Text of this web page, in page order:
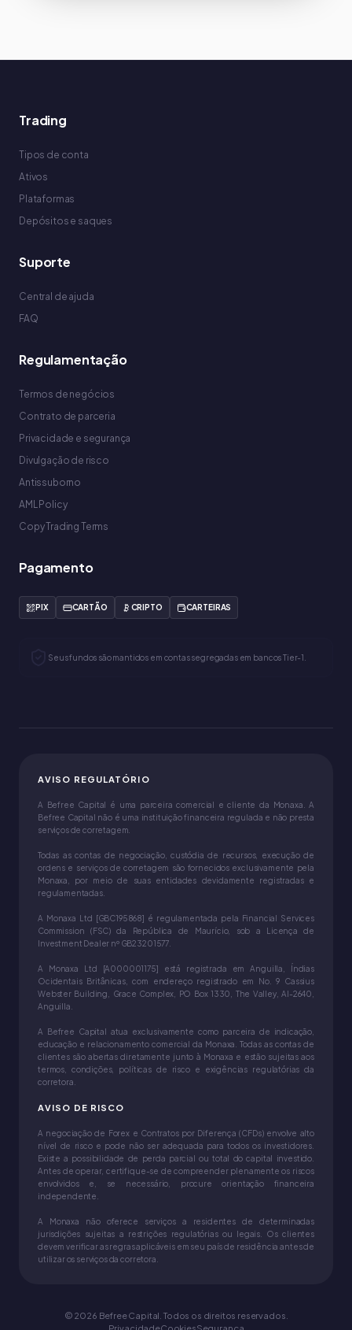
Trading
Tipos de conta
Ativos
Plataformas
Depósitos e saques
Suporte
Central de ajuda
FAQ
Regulamentação
Termos de negócios
Contrato de parceria
Privacidade e segurança
Divulgação de risco
Antissuborno
AML Policy
Copy Trading Terms
Pagamento
PIX CARTÃO CRIPTO CARTEIRAS
Seus fundos são mantidos em contas segregadas em bancos Tier-1.
AVISO REGULATÓRIO
A Befree Capital é uma parceira comercial e cliente da Monaxa. A
Befree Capital não é uma instituição financeira regulada e não presta
serviços de corretagem.
Todas as contas de negociação, custódia de recursos, execução de
ordens e serviços de corretagem são fornecidos exclusivamente pela
Monaxa, por meio de suas entidades devidamente registradas e
regulamentadas.
A Monaxa Ltd [GBC195868] é regulamentada pela Financial Services
Commission (FSC) da República de Maurício, sob a Licença de
Investment Dealer nº GB23201577.
A Monaxa Ltd [A000001175] está registrada em Anguilla, Índias
Ocidentais Britânicas, com endereço registrado em No. 9 Cassius
Webster Building, Grace Complex, PO Box 1330, The Valley, AI-2640,
Anguilla.
A Befree Capital atua exclusivamente como parceira de indicação,
educação e relacionamento comercial da Monaxa. Todas as contas de
clientes são abertas diretamente junto à Monaxa e estão sujeitas aos
termos, condições, políticas de risco e exigências regulatórias da
corretora.
AVISO DE RISCO
A negociação de Forex e Contratos por Diferença (CFDs) envolve alto
nível de risco e pode não ser adequada para todos os investidores.
Existe a possibilidade de perda parcial ou total do capital investido.
Antes de operar, certifique-se de compreender plenamente os riscos
envolvidos e, se necessário, procure orientação financeira
independente.
A Monaxa não oferece serviços a residentes de determinadas
jurisdições sujeitas a restrições regulatórias ou legais. Os clientes
devem verificar as regras aplicáveis em seu país de residência antes de
utilizar os serviços da corretora.
© 2026 Befree Capital Todos os direitos reservados.